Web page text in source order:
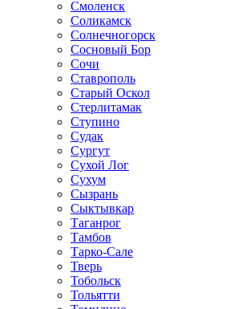
Смоленск
Соликамск
Солнечногорск
Сосновый Бор
Сочи
Ставрополь
Старый Оскол
Стерлитамак
Ступино
Судак
Сургут
Сухой Лог
Сухум
Сызрань
Сыктывкар
Таганрог
Тамбов
Тарко-Сале
Тверь
Тобольск
Тольятти